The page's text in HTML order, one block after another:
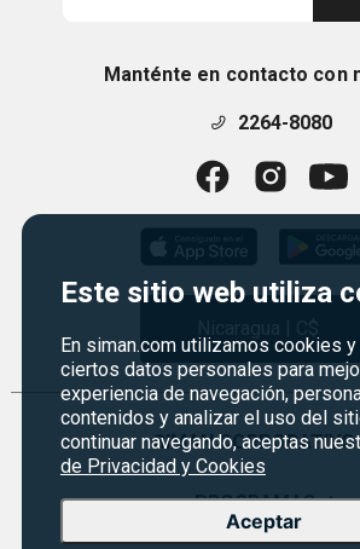
Este sitio web utiliza
En siman.com utilizamos cookies
ciertos datos personales para
experiencia de navegación,
contenidos y analizar el uso del
continuar navegando, aceptas
de Privacidad y Cookies
Aceptar
Manténte en contacto con
2264-8080
SIMAN CORPORATIVO
Quiénes Somos
Visión y Misión
PROGRAMAS +